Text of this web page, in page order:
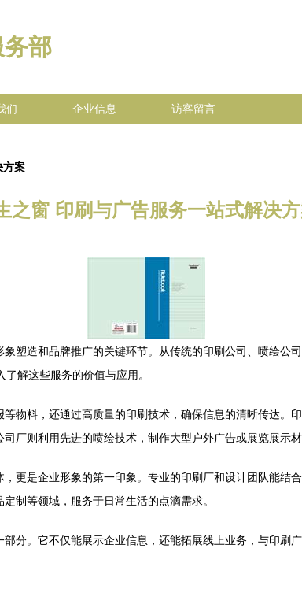
部
们 企业信息 访客留言
方案
之窗 印刷与广告服务一站式解决
塑造和品牌推广的关键环节。从传统的印刷公司、喷绘公
解这些服务的价值与应用。
物料，还通过高质量的印刷技术，确保信息的清晰传达。
厂则利用先进的喷绘技术，制作大型户外广告或展览展示
更是企业形象的第一印象。专业的印刷厂和设计团队能结
制等领域，服务于日常生活的点滴需求。
分。它不仅能展示企业信息，还能拓展线上业务，与印刷